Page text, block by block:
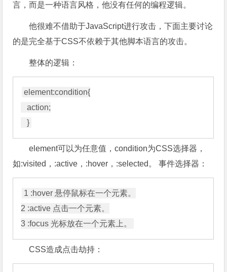
言，而是一种语言风格，他没有任何的编程逻辑。
他很难不借助于JavaScript进行攻击，下面主要讨论
的是完全基于CSS不依赖于其他脚本语言的攻击。
整体的逻辑：
element:condition{
   action;
element可以为任意值，condition为CSS选择器，
如:visited，:active，:hover，:selected。 事件选择器：
1 :hover 悬停鼠标在一个元素。
2 :active 点击一个元素。
CSS造成点击劫持：